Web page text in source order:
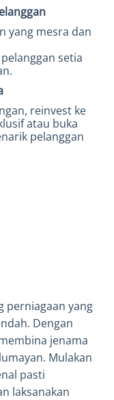
yang mesra dan
setia
reinvest ke
atau buka
pelanggan
perniagaan yang
Dengan
jenama
Mulakan
pasti
laksanakan